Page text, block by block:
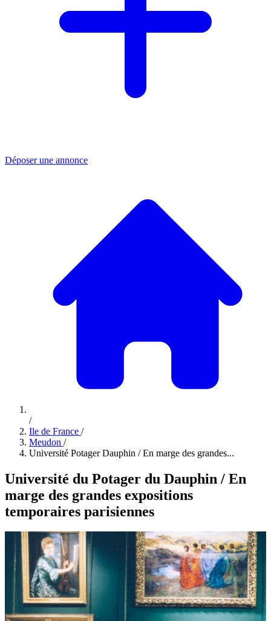
Déposer une annonce
/
Ile de France /
Meudon /
Université Potager Dauphin / En marge des grandes...
Université du Potager du Dauphin / En
marge des grandes expositions
temporaires parisiennes